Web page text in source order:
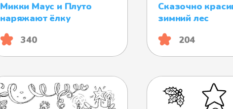
Микки Маус и Плуто
наряжают ёлку
340
Сказочно
зимний лес
204